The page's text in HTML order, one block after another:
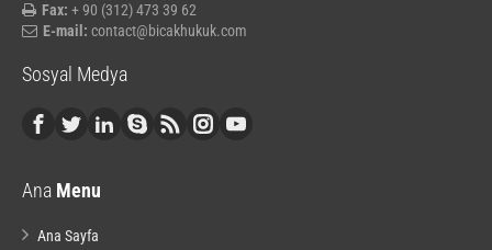
Fax: + 90 (312) 473 39 62
E-mail: contact@bicakhukuk.com
Sosyal Medya
Ana Menu
Ana Sayfa